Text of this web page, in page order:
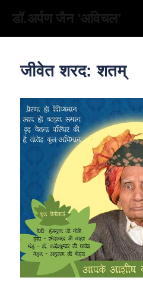
डॉ.अर्पण जैन 'अविचल'
जीवेत शरद: शतम्